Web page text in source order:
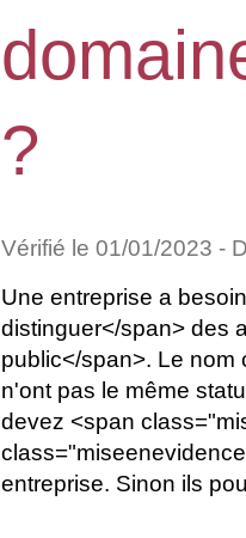
?
Vérifié le 01/01/2023 -
Une entreprise a
distinguer</span> des
public</span>. Le nom
n'ont pas le même
devez <span
entreprise. Sinon ils